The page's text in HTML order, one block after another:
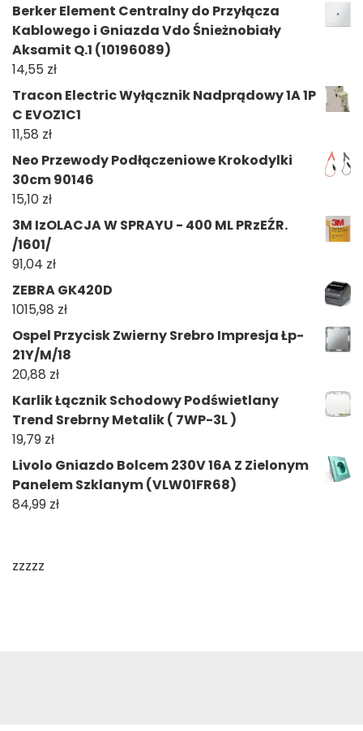
Berker Element Centralny do Przyłącza
Kablowego i Gniazda Vdo Śnieżnobiały
Aksamit Q.1 (10196089)
14,55 zł
Tracon Electric Wyłącznik Nadprądowy 1A 1P
C EVOZ1C1
11,58 zł
Neo Przewody Podłączeniowe Krokodylki
30cm 90146
15,10 zł
3M IzOLACJA W SPRAYU - 400 ML PRzEŹR.
/1601/
91,04 zł
ZEBRA GK420D
1015,98 zł
Ospel Przycisk Zwierny Srebro Impresja Łp-
21Y/M/18
20,88 zł
Karlik Łącznik Schodowy Podświetlany
Trend Srebrny Metalik ( 7WP-3L )
19,79 zł
Livolo Gniazdo Bolcem 230V 16A Z Zielonym
Panelem Szklanym (VLW01FR68)
84,99 zł
zzzzz